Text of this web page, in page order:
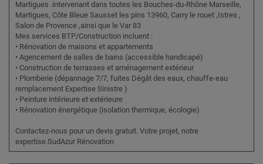
Martigues .intervenant dans toutes les Bouches-du-Rhône Marseille,
Martigues, Côte Bleue Sausset les pins 13960, Carry le rouet ,Istres ,
Salon de Provence ,ainsi que le Var 83
Mes services BTP/Construction incluent :
• Rénovation de maisons et appartements
• Agencement de salles de bains (accessible handicapé)
• Construction de terrasses et aménagement extérieur
• Plomberie (dépannage 7/7, fuites Dégât des eaux, chauffe-eau
remplacement Expertise Sinistre )
• Peinture intérieure et extérieure
• Rénovation énergétique (isolation thermique, écologie)
Contactez-nous pour un devis gratuit. Votre projet, notre
expertise.SudAzur Rénovation